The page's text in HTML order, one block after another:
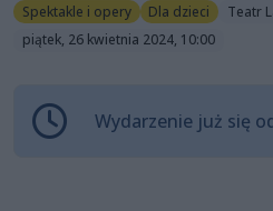
Spektakle i opery Dla dzieci
Teatr
piątek, 26 kwietnia 2024, 10:00
Wydarzenie już się